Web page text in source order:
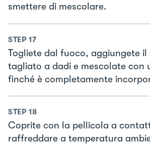
smettere di mescolare.
STEP 17
Togliete dal fuoco, aggiungete
tagliato a dadi e mescolate con
finché è completamente
STEP 18
Coprite con la pellicola a
raffreddare a temperatura